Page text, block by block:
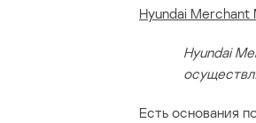
Hyundai Merchant
Hyundai
Есть основания